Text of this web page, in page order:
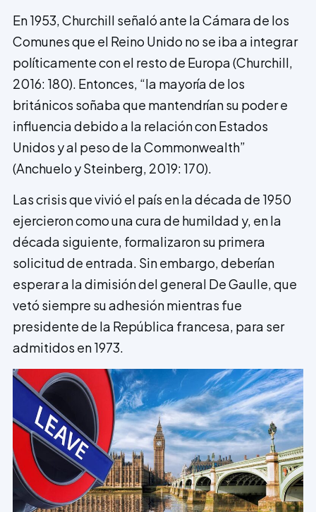
En 1953, Churchill señaló ante la Cámara de los
Comunes que el Reino Unido no se iba a integrar
políticamente con el resto de Europa (Churchill,
2016: 180). Entonces, “la mayoría de los
británicos soñaba que mantendrían su poder e
influencia debido a la relación con Estados
Unidos y al peso de la Commonwealth”
(Anchuelo y Steinberg, 2019: 170).
Las crisis que vivió el país en la década de 1950
ejercieron como una cura de humildad y, en la
década siguiente, formalizaron su primera
solicitud de entrada. Sin embargo, deberían
esperar a la dimisión del general De Gaulle, que
vetó siempre su adhesión mientras fue
presidente de la República francesa, para ser
admitidos en 1973.